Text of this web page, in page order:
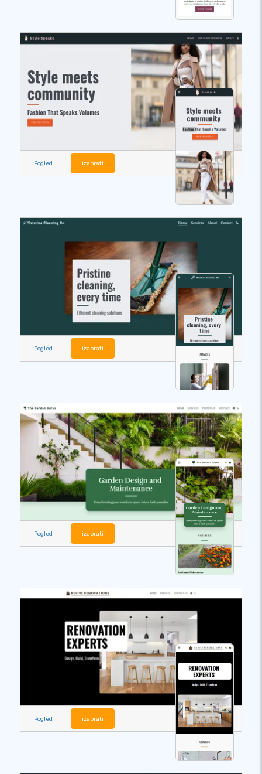
Pogled izabrati
Pogled izabrati
Pogled izabrati
Pogled izabrati